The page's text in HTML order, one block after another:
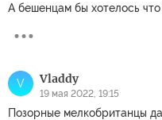
А бешенцам бы хотелось
V Vladdy
19 мая 2022, 19:15
Позорные мелкобританцы